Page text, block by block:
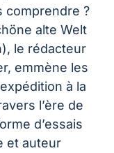
comprendre ?
alte Welt
le rédacteur
emmène les
à la
l’ère de
d’essais
et auteur